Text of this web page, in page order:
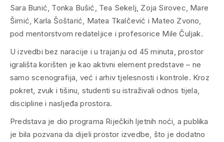
Sara Bunić, Tonka Bušić, Tea Sekelj, Zoja Sirovec, Mare
Šimić, Karla Šoštarić, Matea Tkalčević i Mateo Zvono,
pod mentorstvom redateljice i profesorice Mile Čuljak.
U izvedbi bez naracije i u trajanju od 45 minuta, prostor
igrališta korišten je kao aktivni element predstave – ne
samo scenografija, već i arhiv tjelesnosti i kontrole. Kroz
pokret, zvuk i tišinu, studenti su istraživali odnos tijela,
discipline i nasljeđa prostora.
Predstava je dio programa Riječkih ljetnih noći, a publika
je bila pozvana da dijeli prostor izvedbe, što je dodatno